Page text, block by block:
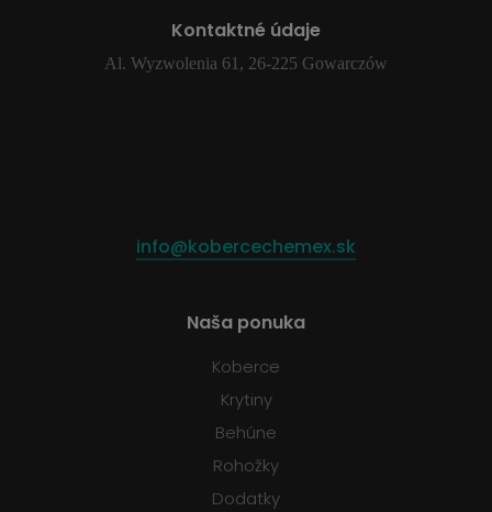
Kontaktné údaje
Al. Wyzwolenia 61, 26-225 Gowarczów
info@kobercechemex.sk
Naša ponuka
Koberce
Krytiny
Behúne
Rohožky
Dodatky